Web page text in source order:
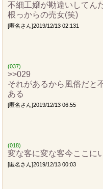
不細工嬢が勘違いしてん
根っからの売女(笑)
[匿名さん]2019/12/13 02:131
(037)
>>029
それがあるから風俗だと
ある
[匿名さん]2019/12/13 06:55
(018)
変な客に変な客今ここに
[匿名さん]2019/12/13 00:03